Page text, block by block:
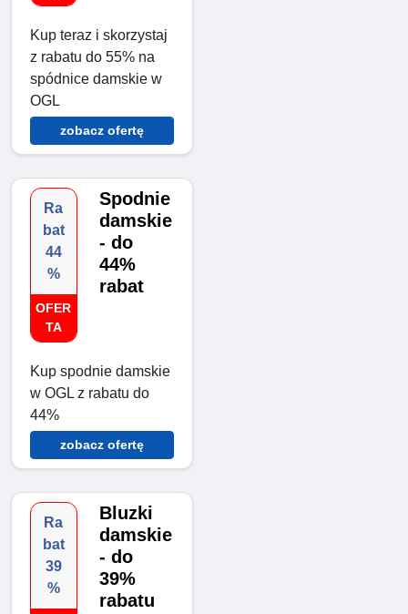
Kup teraz i skorzystaj
z rabatu do 55% na
spódnice damskie w
OGL
zobacz ofertę
Ra
bat
44
%
OFER
TA
Spodnie
damskie
- do
44%
rabat
Kup spodnie damskie
w OGL z rabatu do
44%
zobacz ofertę
Ra
bat
39
%
Bluzki
damskie
- do
39%
rabatu